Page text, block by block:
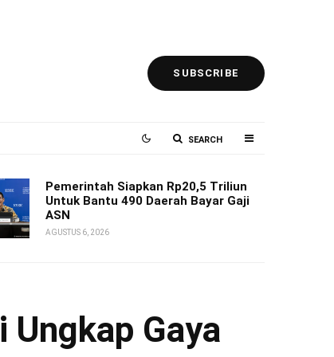
SUBSCRIBE
SEARCH
Pemerintah Siapkan Rp20,5 Triliun
Untuk Bantu 490 Daerah Bayar Gaji
ASN
AGUSTUS 6, 2026
Gaya